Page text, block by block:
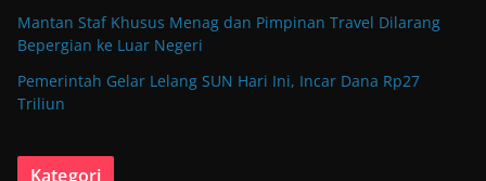
Mantan Staf Khusus Menag dan Pimpinan Travel Dilarang
Bepergian ke Luar Negeri
Pemerintah Gelar Lelang SUN Hari Ini, Incar Dana Rp27
Triliun
Kategori